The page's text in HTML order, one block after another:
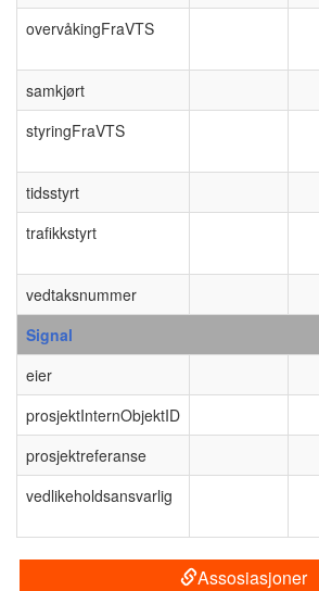
overvåkingFraVTS
samkjørt
styringFraVTS
tidsstyrt
trafikkstyrt
vedtaksnummer
Signal
eier
prosjektInternObjektID
prosjektreferanse
vedlikeholdsansvarlig
Assosiasjoner